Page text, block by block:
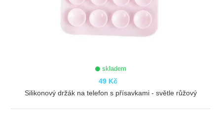
skladem
49 Kč
Silikonový držák na telefon s přísavkami - světle růžový